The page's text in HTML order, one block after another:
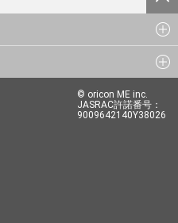
© oricon ME inc.
JASRAC許諾番号：
9009642140Y38026